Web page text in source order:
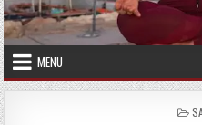
MENU